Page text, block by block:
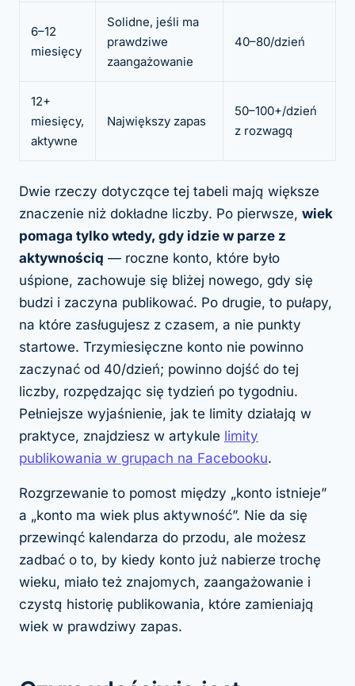
6–12
miesięcy
Solidne, jeśli ma
prawdziwe
zaangażowanie
40–80/dzień
12+
miesięcy,
aktywne
Największy zapas
50–100+/dzień
z rozwagą
Dwie rzeczy dotyczące tej tabeli mają większe
znaczenie niż dokładne liczby. Po pierwsze, wiek
pomaga tylko wtedy, gdy idzie w parze z
aktywnością — roczne konto, które było
uśpione, zachowuje się bliżej nowego, gdy się
budzi i zaczyna publikować. Po drugie, to pułapy,
na które zasługujesz z czasem, a nie punkty
startowe. Trzymiesięczne konto nie powinno
zaczynać od 40/dzień; powinno dojść do tej
liczby, rozpędzając się tydzień po tygodniu.
Pełniejsze wyjaśnienie, jak te limity działają w
praktyce, znajdziesz w artykule limity
publikowania w grupach na Facebooku.
Rozgrzewanie to pomost między „konto istnieje”
a „konto ma wiek plus aktywność”. Nie da się
przewinąć kalendarza do przodu, ale możesz
zadbać o to, by kiedy konto już nabierze trochę
wieku, miało też znajomych, zaangażowanie i
czystą historię publikowania, które zamieniają
wiek w prawdziwy zapas.